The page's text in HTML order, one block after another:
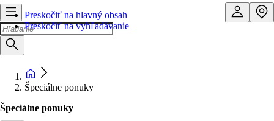
Preskočiť na hlavný obsah
Preskočiť na vyhľadávanie
Špeciálne ponuky
Špeciálne ponuky